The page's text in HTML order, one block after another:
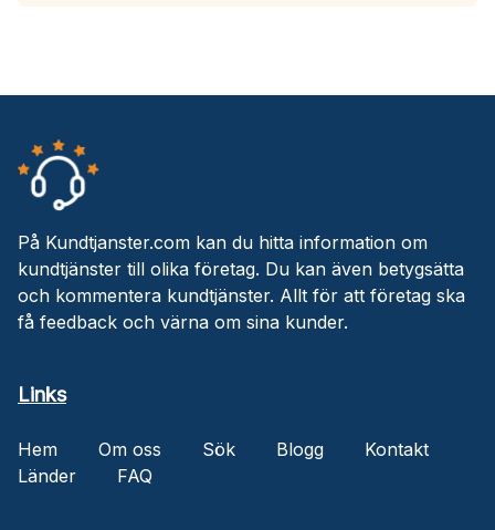
På Kundtjanster.com kan du hitta information om
kundtjänster till olika företag. Du kan även betygsätta
och kommentera kundtjänster. Allt för att företag ska
få feedback och värna om sina kunder.
Links
Hem Om oss Sök Blogg
Kontakt
Länder
FAQ